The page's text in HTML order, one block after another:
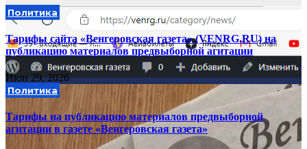
Политика
Тарифы сайта «Венгеровская газета» (VENRG.RU) на
публикацию материалов предвыборной агитации
Июн 29, 2026
Политика
Тарифы на публикацию материалов предвыборной
агитации в газете «Венгеровская газета»